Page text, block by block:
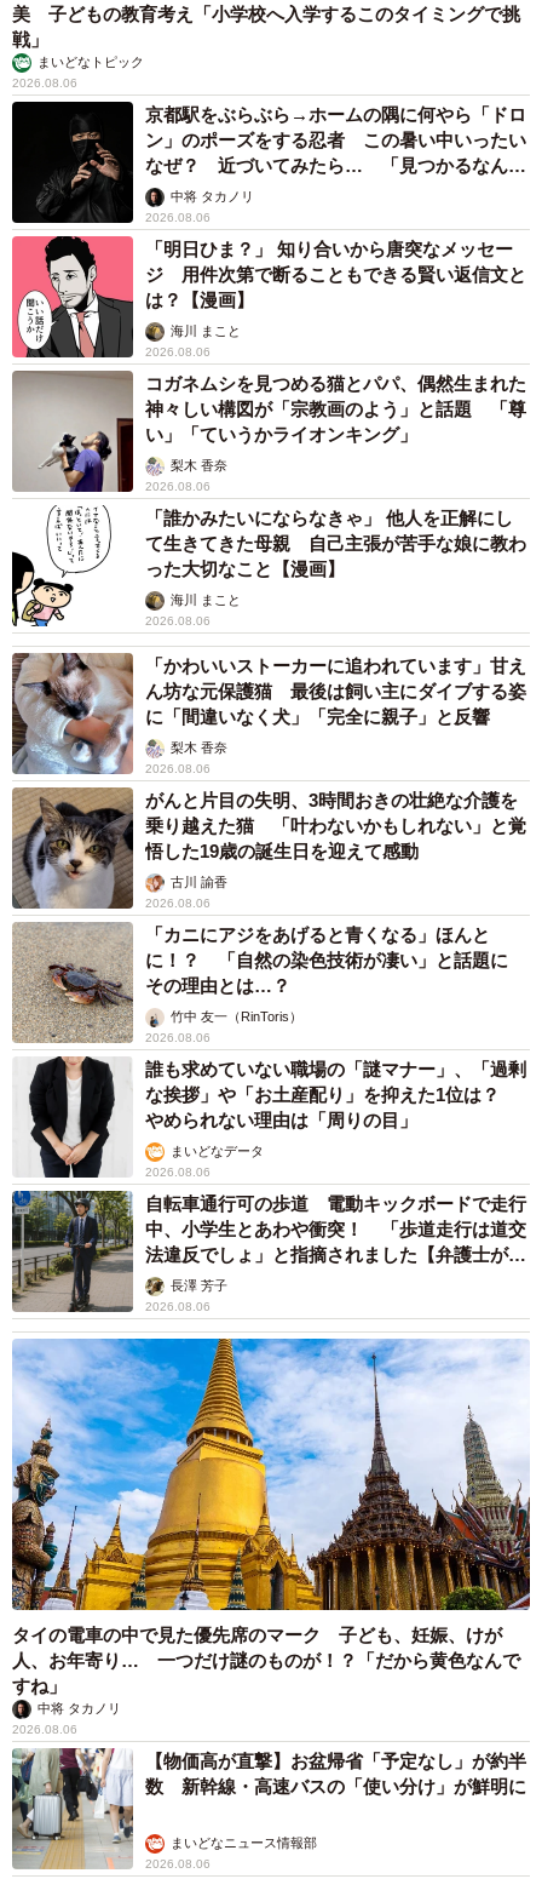
美 子どもの教育考え「小学校へ入学するこのタイミングで挑
戦」
まいどなトピック
2026.08.06
京都駅をぶらぶら→ホームの隅に何やら「ドロ
ン」のポーズをする忍者 この暑い中いったい
なぜ？ 近づいてみたら… 「見つかるなんて
未熟」中将 タカノリ
2026.08.06
「明日ひま？」 知り合いから唐突なメッセー
ジ 用件次第で断ることもできる賢い返信文と
は？【漫画】
海川 まこと
2026.08.06
コガネムシを見つめる猫とパパ、偶然生まれた
神々しい構図が「宗教画のよう」と話題 「尊
い」「ていうかライオンキング」
梨木 香奈
2026.08.06
「誰かみたいにならなきゃ」 他人を正解にし
て生きてきた母親 自己主張が苦手な娘に教わ
った大切なこと【漫画】
海川 まこと
2026.08.06
「かわいいストーカーに追われています」甘え
ん坊な元保護猫 最後は飼い主にダイブする姿
に「間違いなく犬」「完全に親子」と反響
梨木 香奈
2026.08.06
がんと片目の失明、3時間おきの壮絶な介護を
乗り越えた猫 「叶わないかもしれない」と覚
悟した19歳の誕生日を迎えて感動
古川 諭香
2026.08.06
「カニにアジをあげると青くなる」ほんと
に！？ 「自然の染色技術が凄い」と話題に
その理由とは…？
竹中 友一（RinToris）
2026.08.06
誰も求めていない職場の「謎マナー」、「過剰
な挨拶」や「お土産配り」を抑えた1位は？
やめられない理由は「周りの目」
まいどなデータ
2026.08.06
自転車通行可の歩道 電動キックボードで走行
中、小学生とあわや衝突！ 「歩道走行は道交
法違反でしょ」と指摘されました【弁護士が解
説】長澤 芳子
2026.08.06
タイの電車の中で見た優先席のマーク 子ども、妊娠、けが
人、お年寄り… 一つだけ謎のものが！？「だから黄色なんで
すね」
中将 タカノリ
2026.08.06
【物価高が直撃】お盆帰省「予定なし」が約半
数 新幹線・高速バスの「使い分け」が鮮明に
まいどなニュース情報部
2026.08.06